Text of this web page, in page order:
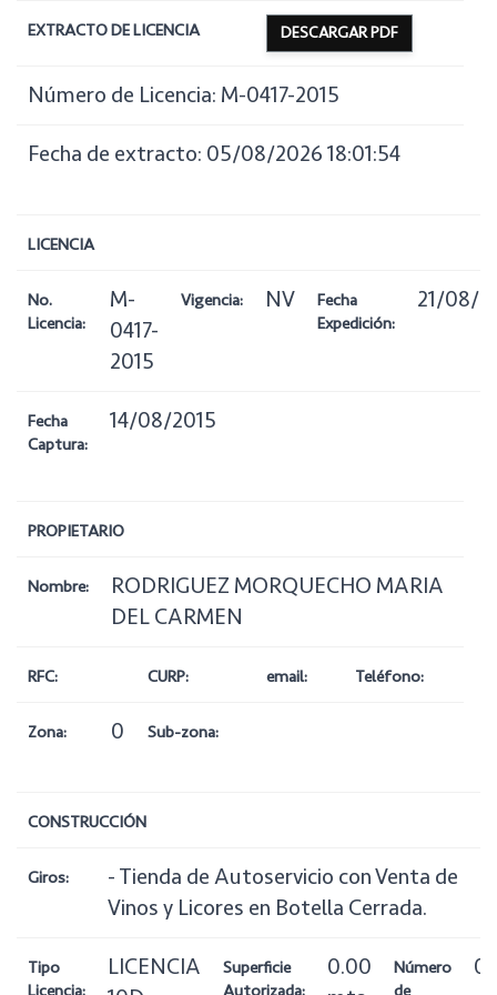
EXTRACTO DE LICENCIA DESCARGAR PDF
Número de Licencia: M-0417-2015
Fecha de extracto: 05/08/2026 18:01:54
LICENCIA
No.
Licencia:
M-
0417-
2015
Vigencia: NV
Fecha
Expedición:
21/08/
Fecha
Captura:
14/08/2015
PROPIETARIO
Nombre:
RODRIGUEZ MORQUECHO MARIA
DEL CARMEN
RFC: CURP: email: Teléfono:
Zona: 0 Sub-zona:
CONSTRUCCIÓN
Giros:
- Tienda de Autoservicio con Venta de
Vinos y Licores en Botella Cerrada.
Tipo
LICENCIA
Superficie
0.00
Número
0